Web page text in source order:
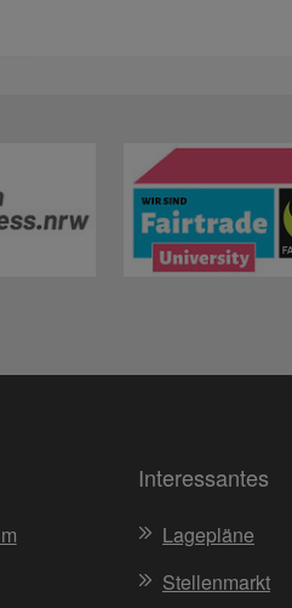
Interessantes
Lagepläne
Stellenmarkt